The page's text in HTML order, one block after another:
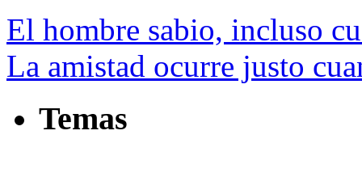
El hombre sabio, incluso
La amistad ocurre justo
Temas